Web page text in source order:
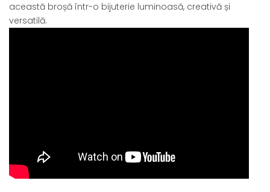
această broșă într-o bijuterie luminoasă, creativă și
versatilă.